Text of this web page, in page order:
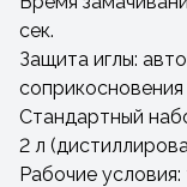
сек.
Защита иглы:
Стандартный
2 л
Рабочие